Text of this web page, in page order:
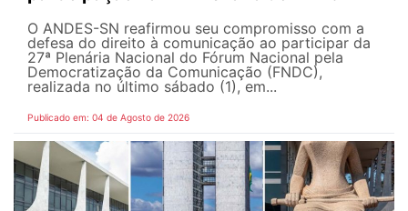
O ANDES-SN reafirmou seu compromisso com a
defesa do direito à comunicação ao participar da
27ª Plenária Nacional do Fórum Nacional pela
Democratização da Comunicação (FNDC),
realizada no último sábado (1), em...
Publicado em: 04 de Agosto de 2026